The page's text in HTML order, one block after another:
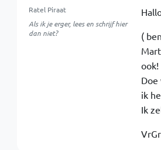
Ratel Piraat
Als ik je erger, lees en schrijf hier
dan niet?
(
ik
Ik